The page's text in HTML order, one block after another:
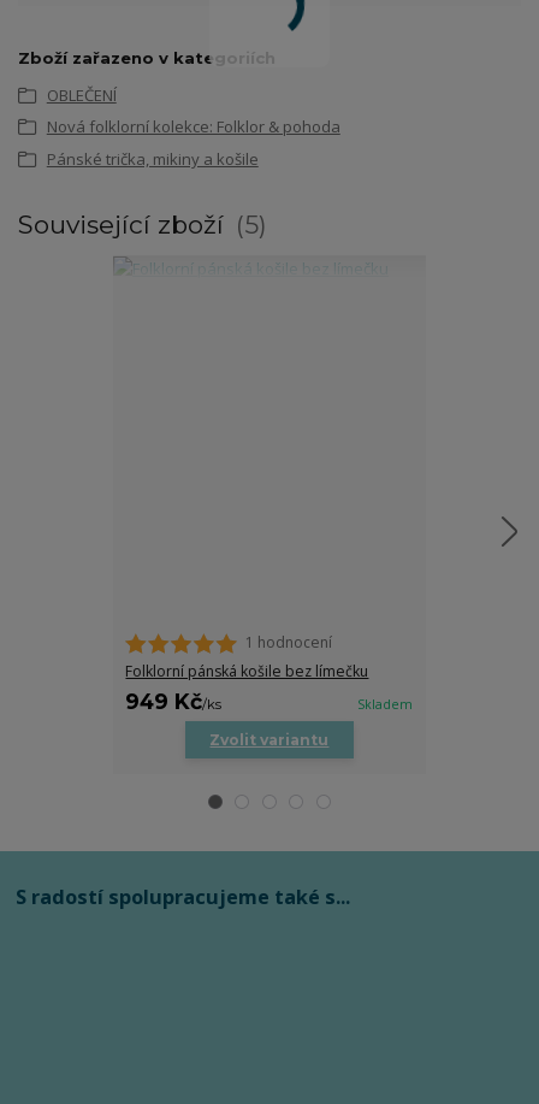
Zboží zařazeno v kategoriích
OBLEČENÍ
Nová folklorní kolekce: Folklor & pohoda
Pánské trička, mikiny a košile
Související zboží 5
1 hodnocení
Folklorní pánská košile bez límečku
949 Kč/ks Skladem
Zvolit variantu
S radostí spolupracujeme také s...